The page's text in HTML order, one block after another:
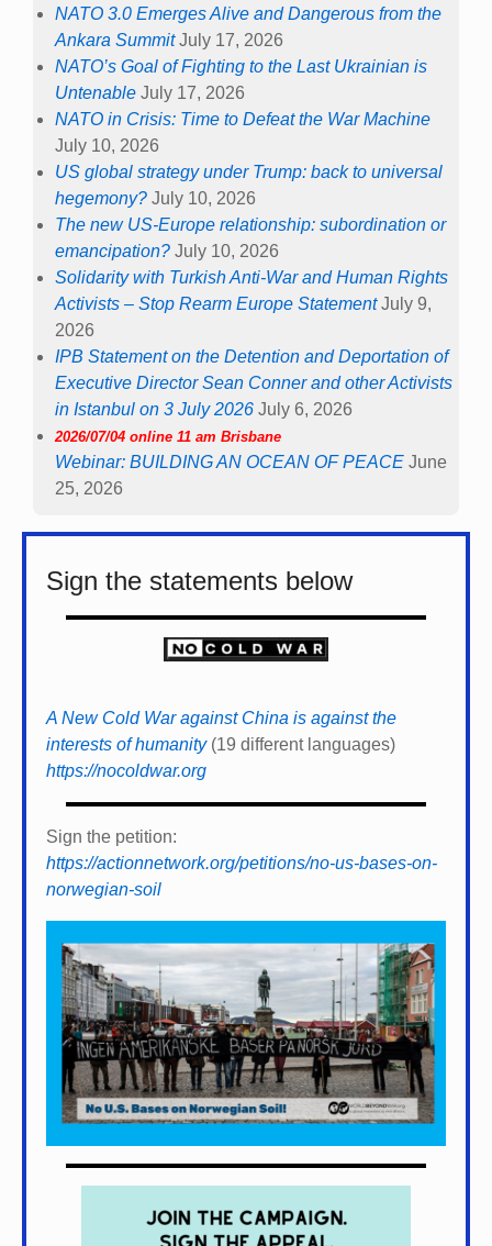
NATO 3.0 Emerges Alive and Dangerous from the
Ankara Summit July 17, 2026
NATO’s Goal of Fighting to the Last Ukrainian is
Untenable July 17, 2026
NATO in Crisis: Time to Defeat the War Machine
July 10, 2026
US global strategy under Trump: back to universal
hegemony? July 10, 2026
The new US-Europe relationship: subordination or
emancipation? July 10, 2026
Solidarity with Turkish Anti-War and Human Rights
Activists – Stop Rearm Europe Statement July 9,
2026
IPB Statement on the Detention and Deportation of
Executive Director Sean Conner and other Activists
in Istanbul on 3 July 2026 July 6, 2026
2026/07/04 online 11 am Brisbane
Webinar: BUILDING AN OCEAN OF PEACE June
25, 2026
Sign the statements below
A New Cold War against China is against the
interests of humanity(19 different languages)
https://nocoldwar.org
Sign the petition:
https://actionnetwork.org/petitions/no-us-bases-on-
norwegian-soil